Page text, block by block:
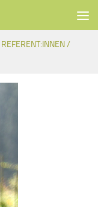
REFERENT:INNEN /